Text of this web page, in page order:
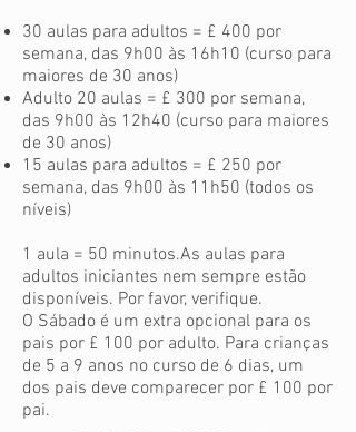
30 aulas para adultos = £ 400 por
semana, das 9h00 às 16h10 (curso para
maiores de 30 anos)
Adulto 20 aulas = £ 300 por semana,
das 9h00 às 12h40 (curso para maiores
de 30 anos)
15 aulas para adultos = £ 250 por
semana, das 9h00 às 11h50 (todos os
níveis)
1 aula = 50 minutos.As aulas para
adultos iniciantes nem sempre estão
disponíveis. Por favor, verifique.
O Sábado é um extra opcional para os
pais por £ 100 por adulto. Para crianças
de 5 a 9 anos no curso de 6 dias, um
dos pais deve comparecer por £ 100 por
pai.